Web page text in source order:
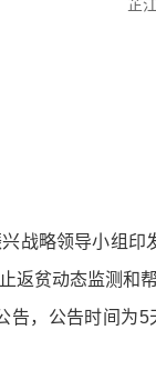
芷
战略领导小组
返贫动态监测
告，公告时间为